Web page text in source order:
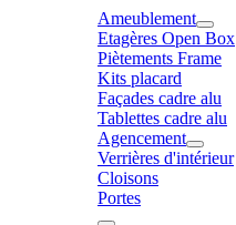
Ameublement
Etagères Open Box
Piètements Frame
Kits placard
Façades cadre alu
Tablettes cadre alu
Agencement
Verrières d'intérieur
Cloisons
Portes